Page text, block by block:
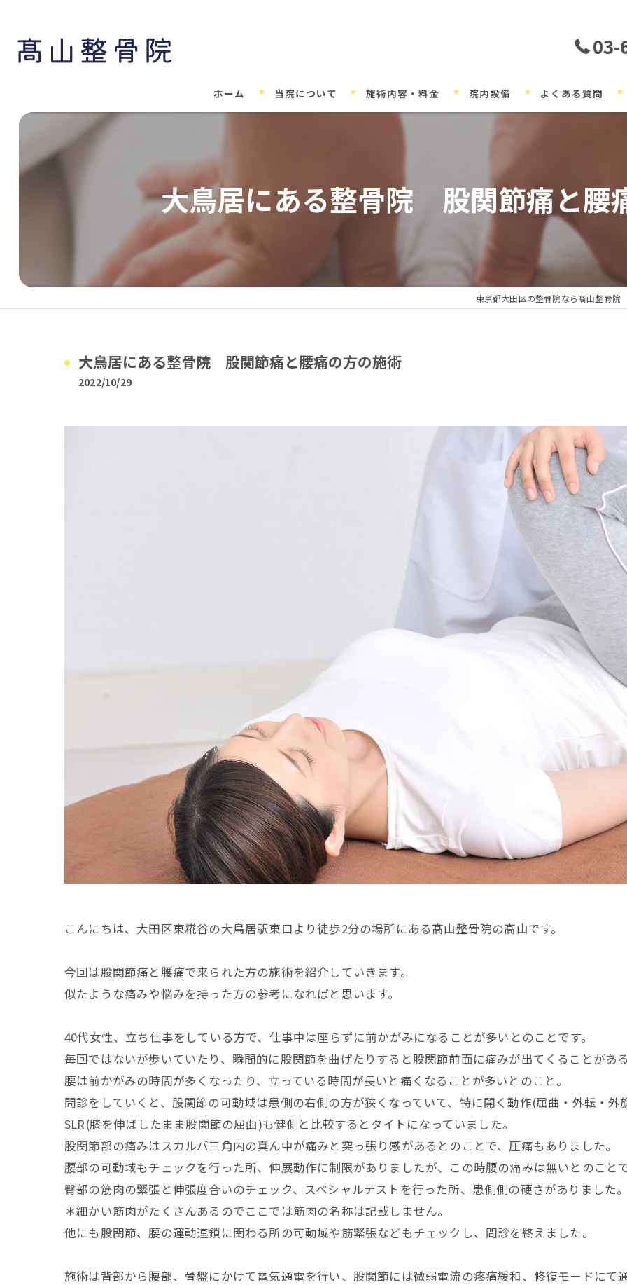
03-
ホーム 当院について 施術内容・料金 院内設備 よくある質問
大鳥居にある整骨院 股関節痛と腰
東京都大田区の整骨院なら髙山整骨院
大鳥居にある整骨院 股関節痛と腰痛の方の施術
2022/10/29
こんにちは、大田区東糀谷の大鳥居駅東口より徒歩2分の場所にある髙山整骨院の髙山です。
今回は股関節痛と腰痛で来られた方の施術を紹介していきます。
似たような痛みや悩みを持った方の参考になればと思います。
40代女性、立ち仕事をしている方で、仕事中は座らずに前かがみになることが多いとのことです。
毎回ではないが歩いていたり、瞬間的に股関節を曲げたりすると股関節前面に痛みが出てくることがある
腰は前かがみの時間が多くなったり、立っている時間が長いと痛くなることが多いとのこと。
問診をしていくと、股関節の可動域は患側の右側の方が狭くなっていて、特に開く動作(屈曲・外転・外
SLR(膝を伸ばしたまま股関節の屈曲)も健側と比較するとタイトになっていました。
股関節部の痛みはスカルパ三角内の真ん中が痛みと突っ張り感があるとのことで、圧痛もありました。
腰部の可動域もチェックを行った所、伸展動作に制限がありましたが、この時腰の痛みは無いとのことで
臀部の筋肉の緊張と伸張度合いのチェック、スペシャルテストを行った所、患側側の硬さがありました。
＊細かい筋肉がたくさんあるのでここでは筋肉の名称は記載しません。
他にも股関節、腰の運動連鎖に関わる所の可動域や筋緊張などもチェックし、問診を終えました。
施術は背部から腰部、骨盤にかけて電気通電を行い、股関節には微弱電流の疼痛緩和、修復モードにて